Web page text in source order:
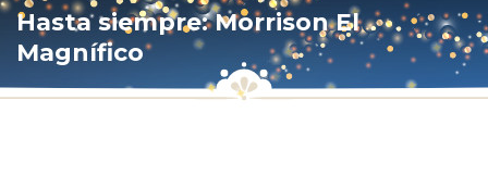
Hasta siempre: Morrison El
Magnífico